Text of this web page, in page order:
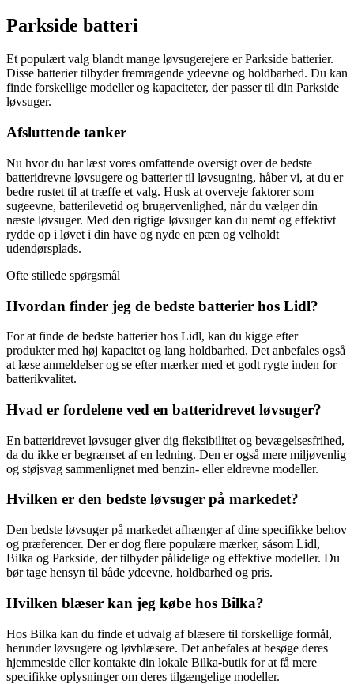
Parkside batteri
Et populært valg blandt mange løvsugerejere er Parkside batterier.
Disse batterier tilbyder fremragende ydeevne og holdbarhed. Du kan
finde forskellige modeller og kapaciteter, der passer til din Parkside
løvsuger.
Afsluttende tanker
Nu hvor du har læst vores omfattende oversigt over de bedste
batteridrevne løvsugere og batterier til løvsugning, håber vi, at du er
bedre rustet til at træffe et valg. Husk at overveje faktorer som
sugeevne, batterilevetid og brugervenlighed, når du vælger din
næste løvsuger. Med den rigtige løvsuger kan du nemt og effektivt
rydde op i løvet i din have og nyde en pæn og velholdt
udendørsplads.
Ofte stillede spørgsmål
Hvordan finder jeg de bedste batterier hos Lidl?
For at finde de bedste batterier hos Lidl, kan du kigge efter
produkter med høj kapacitet og lang holdbarhed. Det anbefales også
at læse anmeldelser og se efter mærker med et godt rygte inden for
batterikvalitet.
Hvad er fordelene ved en batteridrevet løvsuger?
En batteridrevet løvsuger giver dig fleksibilitet og bevægelsesfrihed,
da du ikke er begrænset af en ledning. Den er også mere miljøvenlig
og støjsvag sammenlignet med benzin- eller eldrevne modeller.
Hvilken er den bedste løvsuger på markedet?
Den bedste løvsuger på markedet afhænger af dine specifikke behov
og præferencer. Der er dog flere populære mærker, såsom Lidl,
Bilka og Parkside, der tilbyder pålidelige og effektive modeller. Du
bør tage hensyn til både ydeevne, holdbarhed og pris.
Hvilken blæser kan jeg købe hos Bilka?
Hos Bilka kan du finde et udvalg af blæsere til forskellige formål,
herunder løvsugere og løvblæsere. Det anbefales at besøge deres
hjemmeside eller kontakte din lokale Bilka-butik for at få mere
specifikke oplysninger om deres tilgængelige modeller.